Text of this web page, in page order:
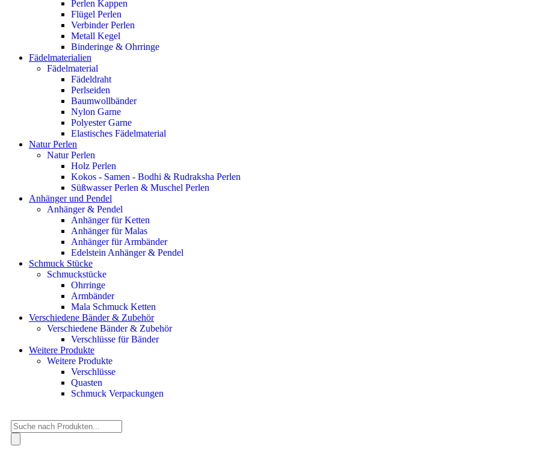
Perlen Kappen
Flügel Perlen
Verbinder Perlen
Metall Kegel
Binderinge & Ohrringe
Fädelmaterialien
Fädelmaterial
Fädeldraht
Perlseiden
Baumwollbänder
Nylon Garne
Polyester Garne
Elastisches Fädelmaterial
Natur Perlen
Natur Perlen
Holz Perlen
Kokos - Samen - Bodhi & Rudraksha Perlen
Süßwasser Perlen & Muschel Perlen
Anhänger und Pendel
Anhänger & Pendel
Anhänger für Ketten
Anhänger für Malas
Anhänger für Armbänder
Edelstein Anhänger & Pendel
Schmuck Stücke
Schmuckstücke
Ohrringe
Armbänder
Mala Schmuck Ketten
Verschiedene Bänder & Zubehör
Verschiedene Bänder & Zubehör
Verschlüsse für Bänder
Weitere Produkte
Weitere Produkte
Verschlüsse
Quasten
Schmuck Verpackungen
Products
search